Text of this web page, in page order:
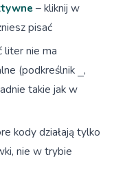
– kliknij w
pisać
liter nie ma
(podkreślnik
,
takie jak w
kody działają tylko
nie w trybie